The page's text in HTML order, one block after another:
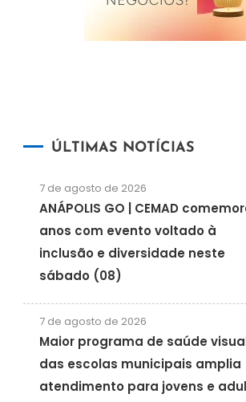
ÚLTIMAS NOTÍCIAS
7 de agosto de 2026
ANÁPOLIS GO | CEMAD
anos com evento voltado à
inclusão e diversidade neste
sábado (08)
7 de agosto de 2026
Maior programa de saúde
das escolas municipais amplia
atendimento para jovens e